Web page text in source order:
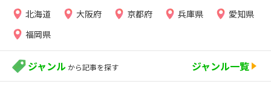
北海道
大阪府 京都府 兵庫県
愛知県
福岡県
ジャンル から記事を探す ジャンル一覧